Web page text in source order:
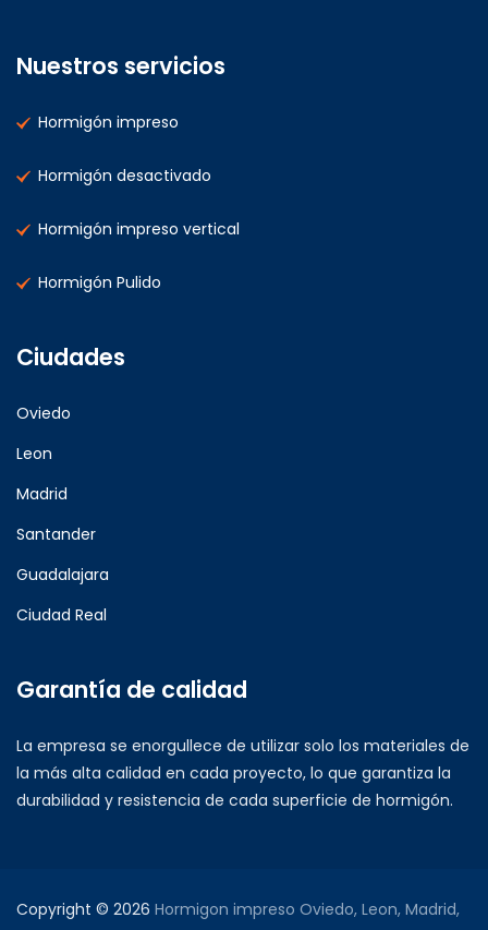
Nuestros servicios
Hormigón impreso
Hormigón desactivado
Hormigón impreso vertical
Hormigón Pulido
Ciudades
Oviedo
Leon
Madrid
Santander
Guadalajara
Ciudad Real
Garantía de calidad
La empresa se enorgullece de utilizar solo los materiales de
la más alta calidad en cada proyecto, lo que garantiza la
durabilidad y resistencia de cada superficie de hormigón.
Copyright © 2026 Hormigon impreso Oviedo, Leon, Madrid,